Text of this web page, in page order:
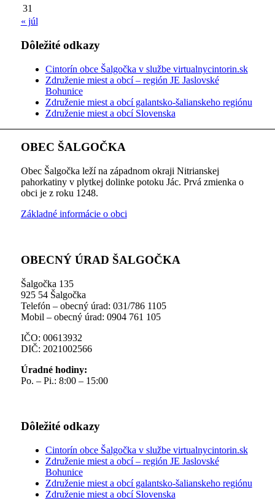
31
« júl
Dôležité odkazy
Cintorín obce Šalgočka v službe virtualnycintorin.sk
Združenie miest a obcí – región JE Jaslovské
Bohunice
Združenie miest a obcí galantsko-šalianskeho regiónu
Združenie miest a obcí Slovenska
OBEC ŠALGOČKA
Obec Šalgočka leží na západnom okraji Nitrianskej
pahorkatiny v plytkej dolinke potoku Jác. Prvá zmienka o
obci je z roku 1248.
Základné informácie o obci
OBECNÝ ÚRAD ŠALGOČKA
Šalgočka 135
925 54 Šalgočka
Telefón – obecný úrad: 031/786 1105
Mobil – obecný úrad: 0904 761 105
IČO: 00613932
DIČ: 2021002566
Úradné hodiny:
Po. – Pi.: 8:00 – 15:00
Dôležité odkazy
Cintorín obce Šalgočka v službe virtualnycintorin.sk
Združenie miest a obcí – región JE Jaslovské
Bohunice
Združenie miest a obcí galantsko-šalianskeho regiónu
Združenie miest a obcí Slovenska